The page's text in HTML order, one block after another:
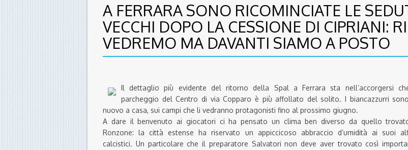
A FERRARA SONO RICOMINCIATE LE
VECCHI DOPO LA CESSIONE DI CIPRIANI:
VEDREMO MA DAVANTI SIAMO A POSTO
Il dettaglio più evidente del ritorno della Spal a Ferrara sta nell’accorgersi
parcheggio del Centro di via Copparo è più affollato del solito. I biancazzurri
nuovo a casa, sui campi che li vedranno protagonisti fino al prossimo giugno.
A dare il benvenuto ai giocatori ci ha pensato un clima ben diverso da quello
Ronzone: la città estense ha riservato un appiccicoso abbraccio d’umidità ai suoi
calcistici. Un particolare che il preparatore Salvatori non deve aver trovato così